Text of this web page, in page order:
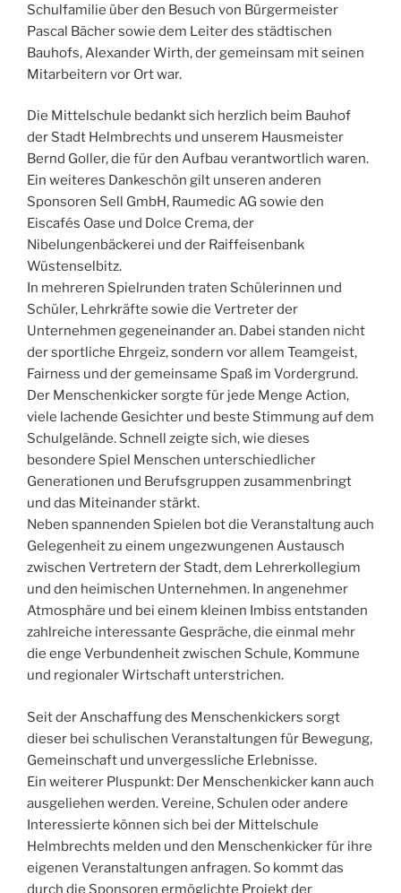
Schulfamilie über den Besuch von Bürgermeister
Pascal Bächer sowie dem Leiter des städtischen
Bauhofs, Alexander Wirth, der gemeinsam mit seinen
Mitarbeitern vor Ort war.
Die Mittelschule bedankt sich herzlich beim Bauhof
der Stadt Helmbrechts und unserem Hausmeister
Bernd Goller, die für den Aufbau verantwortlich waren.
Ein weiteres Dankeschön gilt unseren anderen
Sponsoren Sell GmbH, Raumedic AG sowie den
Eiscafés Oase und Dolce Crema, der
Nibelungenbäckerei und der Raiffeisenbank
Wüstenselbitz.
In mehreren Spielrunden traten Schülerinnen und
Schüler, Lehrkräfte sowie die Vertreter der
Unternehmen gegeneinander an. Dabei standen nicht
der sportliche Ehrgeiz, sondern vor allem Teamgeist,
Fairness und der gemeinsame Spaß im Vordergrund.
Der Menschenkicker sorgte für jede Menge Action,
viele lachende Gesichter und beste Stimmung auf dem
Schulgelände. Schnell zeigte sich, wie dieses
besondere Spiel Menschen unterschiedlicher
Generationen und Berufsgruppen zusammenbringt
und das Miteinander stärkt.
Neben spannenden Spielen bot die Veranstaltung auch
Gelegenheit zu einem ungezwungenen Austausch
zwischen Vertretern der Stadt, dem Lehrerkollegium
und den heimischen Unternehmen. In angenehmer
Atmosphäre und bei einem kleinen Imbiss entstanden
zahlreiche interessante Gespräche, die einmal mehr
die enge Verbundenheit zwischen Schule, Kommune
und regionaler Wirtschaft unterstrichen.
Seit der Anschaffung des Menschenkickers sorgt
dieser bei schulischen Veranstaltungen für Bewegung,
Gemeinschaft und unvergessliche Erlebnisse.
Ein weiterer Pluspunkt: Der Menschenkicker kann auch
ausgeliehen werden. Vereine, Schulen oder andere
Interessierte können sich bei der Mittelschule
Helmbrechts melden und den Menschenkicker für ihre
eigenen Veranstaltungen anfragen. So kommt das
durch die Sponsoren ermöglichte Projekt der